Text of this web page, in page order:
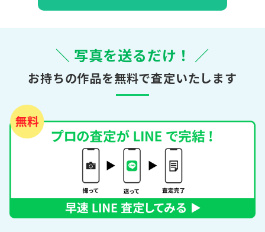
＼ 写真を送るだけ！ ／
お持ちの作品を無料で査定いたします